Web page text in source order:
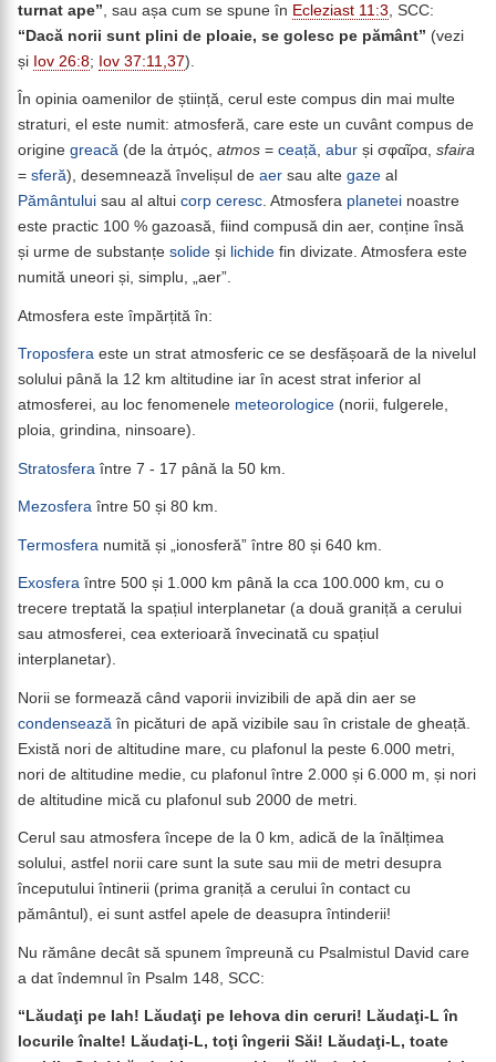
turnat ape” , sau așa cum se spune în Ecleziast 11:3 , SCC:
“Dacă norii sunt plini de ploaie, se golesc pe pământ” (vezi
și Iov 26:8; Iov 37:11,37).
În opinia oamenilor de știință, cerul este compus din mai multe
straturi, el este numit: atmosferă, care este un cuvânt compus de
origine greacă (de la ἀτμός, atmos = ceață, abur și σφαῖρα, sfaira
= sferă), desemnează învelișul de aer sau alte gaze al
Pământului sau al altui corp ceresc. Atmosfera planetei noastre
este practic 100 % gazoasă, fiind compusă din aer, conține însă
și urme de substanțe solide și lichide fin divizate. Atmosfera este
numită uneori și, simplu, „aer”.
Atmosfera este împărțită în:
Troposfera este un strat atmosferic ce se desfășoară de la nivelul
solului până la 12 km altitudine iar în acest strat inferior al
atmosferei, au loc fenomenele meteorologice (norii, fulgerele,
ploia, grindina, ninsoare).
Stratosfera între 7 - 17 până la 50 km.
Mezosfera între 50 și 80 km.
Termosfera numită și „ionosferă” între 80 și 640 km.
Exosfera între 500 și 1.000 km până la cca 100.000 km, cu o
trecere treptată la spațiul interplanetar (a două graniță a cerului
sau atmosferei, cea exterioară învecinată cu spațiul
interplanetar).
Norii se formează când vaporii invizibili de apă din aer se
condensează în picături de apă vizibile sau în cristale de gheață.
Există nori de altitudine mare, cu plafonul la peste 6.000 metri,
nori de altitudine medie, cu plafonul între 2.000 și 6.000 m, și nori
de altitudine mică cu plafonul sub 2000 de metri.
Cerul sau atmosfera începe de la 0 km, adică de la înălțimea
solului, astfel norii care sunt la sute sau mii de metri desupra
începutului întinerii (prima graniță a cerului în contact cu
pământul), ei sunt astfel apele de deasupra întinderii!
Nu rămâne decât să spunem împreună cu Psalmistul David care
a dat îndemnul în Psalm 148, SCC:
“Lăudaţi pe Iah! Lăudaţi pe Iehova din ceruri! Lăudaţi-L în
locurile înalte! Lăudaţi-L, toţi îngerii Săi! Lăudaţi-L, toate